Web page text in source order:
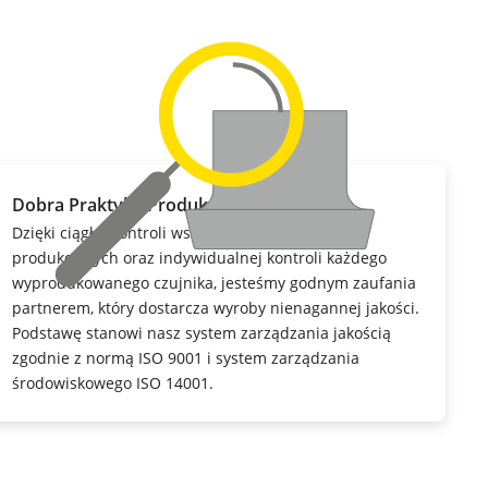
Dobra Praktyka Produkcyjna
Dzięki ciągłej kontroli wszystkich procesów
produkcyjnych oraz indywidualnej kontroli każdego
wyprodukowanego czujnika, jesteśmy godnym zaufania
partnerem, który dostarcza wyroby nienagannej jakości.
Podstawę stanowi nasz system zarządzania jakością
zgodnie z normą ISO 9001 i system zarządzania
środowiskowego ISO 14001.